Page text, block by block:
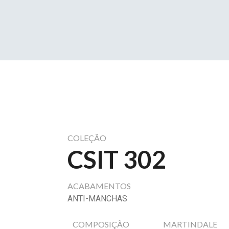
COLEÇÃO
CSIT 302
ACABAMENTOS
ANTI-MANCHAS
COMPOSIÇÃO MARTINDALE